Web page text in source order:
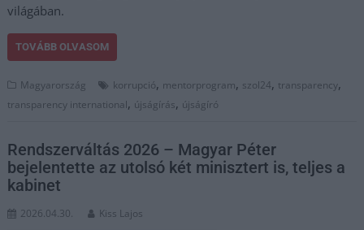
világában.
TOVÁBB OLVASOM
Magyarország korrupció, mentorprogram, szol24, transparency,
transparency international, újságírás, újságíró
Rendszerváltás 2026 – Magyar Péter
bejelentette az utolsó két minisztert is, teljes a
kabinet
2026.04.30. Kiss Lajos